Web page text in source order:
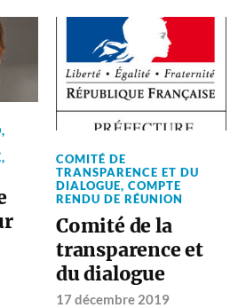
,
,
COMITÉ DE
TRANSPARENCE ET DU
DIALOGUE,COMPTE
RENDU DE RÉUNION
Comité de la
transparence et
du dialogue
17 décembre 2019